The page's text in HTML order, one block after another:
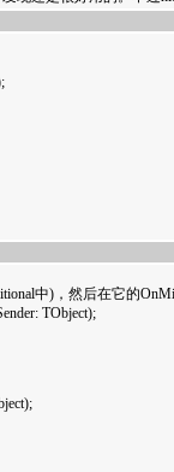
中)，然后在它的
TObject);